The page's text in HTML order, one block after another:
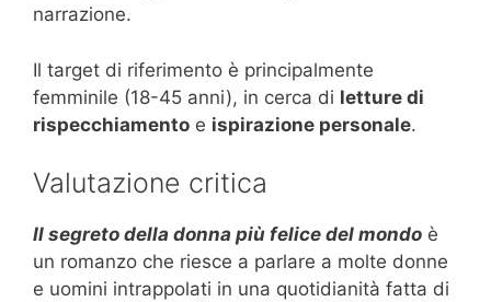
narrazione.
Il target di riferimento è principalmente
femminile (18-45 anni), in cerca di letture di
rispecchiamento e ispirazione personale.
Valutazione critica
Il segreto della donna più felice del mondo è
un romanzo che riesce a parlare a molte donne
e uomini intrappolati in una quotidianità fatta di